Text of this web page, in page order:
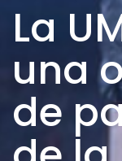
La
una
de